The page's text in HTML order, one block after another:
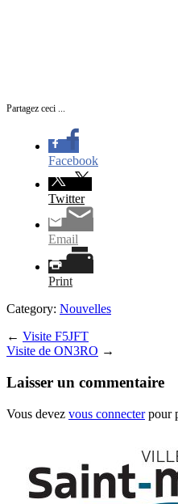
Partagez ceci ...
Facebook
Twitter
Email
Print
Category: Nouvelles
← Visite F5JFT
Visite de ON3RO →
Laisser un commentaire
Vous devez vous connecterpour